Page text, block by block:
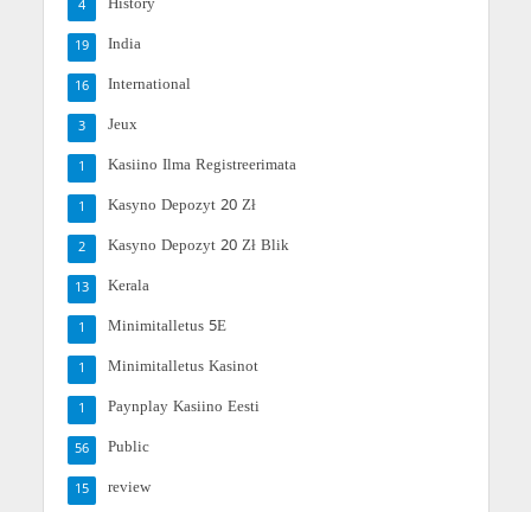
History
4
India
19
International
16
Jeux
3
Kasiino Ilma Registreerimata
1
Kasyno Depozyt 20 Zł
1
Kasyno Depozyt 20 Zł Blik
2
Kerala
13
Minimitalletus 5E
1
Minimitalletus Kasinot
1
Paynplay Kasiino Eesti
1
Public
56
review
15